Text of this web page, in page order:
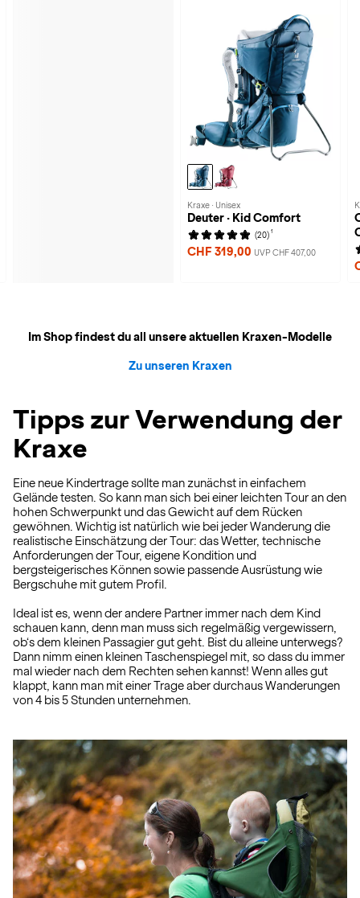
Kraxe · Unisex
Deuter · Kid Comfort
(20) 1
CHF 319,00 UVP CHF 407,00
Im Shop findest du all unsere aktuellen Kraxen-Modelle
Zu unseren Kraxen
Tipps zur Verwendung der
Kraxe
Eine neue Kindertrage sollte man zunächst in einfachem
Gelände testen. So kann man sich bei einer leichten Tour an den
hohen Schwerpunkt und das Gewicht auf dem Rücken
gewöhnen. Wichtig ist natürlich wie bei jeder Wanderung die
realistische Einschätzung der Tour: das Wetter, technische
Anforderungen der Tour, eigene Kondition und
bergsteigerisches Können sowie passende Ausrüstung wie
Bergschuhe mit gutem Profil.
Ideal ist es, wenn der andere Partner immer nach dem Kind
schauen kann, denn man muss sich regelmäßig vergewissern,
ob‘s dem kleinen Passagier gut geht. Bist du alleine unterwegs?
Dann nimm einen kleinen Taschenspiegel mit, so dass du immer
mal wieder nach dem Rechten sehen kannst! Wenn alles gut
klappt, kann man mit einer Trage aber durchaus Wanderungen
von 4 bis 5 Stunden unternehmen.